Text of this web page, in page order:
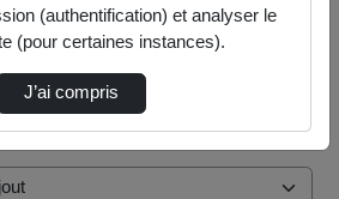
trouvées
(authentification) et analyser le
(pour certaines instances).
J’ai compris